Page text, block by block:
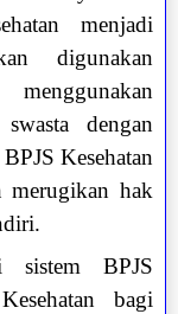
menjadi
digunakan
dengan
Kesehatan
merugikan hak
sistem BPJS
bagi